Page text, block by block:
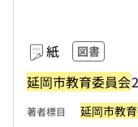
紙 図書
延岡市教育委員会
著者標目 延岡市教